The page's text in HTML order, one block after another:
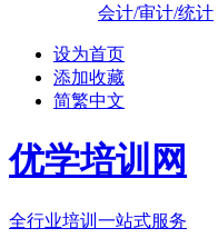
会计/审计/统计
设为首页
添加收藏
简繁中文
优学培训网
全行业培训一站式服务